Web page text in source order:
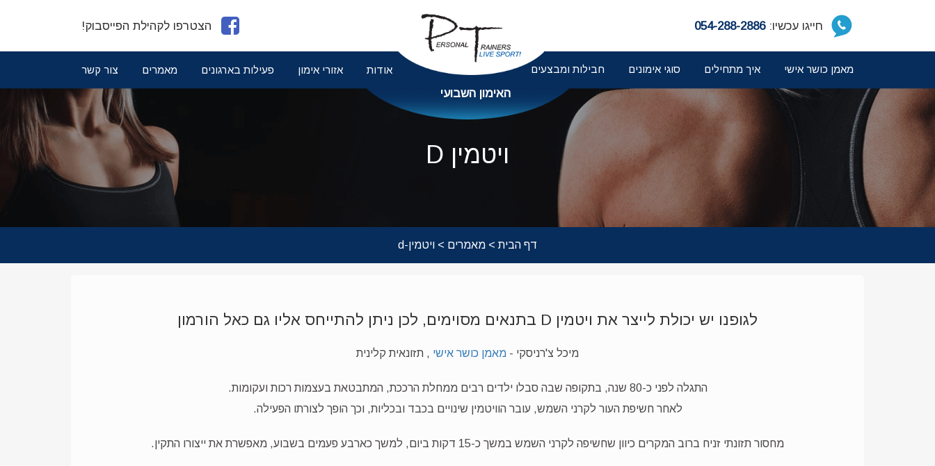
חייגו עכשיו:054-288-2886 הצטרפו לקהילת הפייסבוק!
מאמן כושר אישי איך מתחילים סוגי אימונים חבילות ומבצעים
האימון השבועי
אודות אזורי אימון פעילות בארגונים מאמרים צור קשר
ויטמין D
דף הבית > מאמרים > ויטמין-d
לגופנו יש יכולת לייצר את ויטמין D בתנאים מסוימים, לכן ניתן להתייחס אליו גם כאל הורמון
מיכל צ'רניסקי - מאמן כושר אישי , תזונאית קלינית
התגלה לפני כ-80 שנה, בתקופה שבה סבלו ילדים רבים ממחלת הרככת, המתבטאת בעצמות רכות ועקומות.
לאחר חשיפת העור לקרני השמש, עובר הוויטמין שינויים בכבד ובכליות, וכך הופך לצורתו הפעילה.
מחסור תזונתי זניח ברוב המקרים כיוון שחשיפה לקרני השמש במשך כ-15 דקות ביום, למשך כארבע פעמים בשבוע, מאפשרת את ייצורו התקין.